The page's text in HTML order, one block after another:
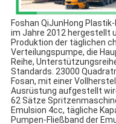
Foshan QiJunHong
im Jahre 2012 hergestellt
Produktion der täglichen
Verteilungspumpe, die
Reihe,
Standards. 23000
Fosan, mit einer
Ausrüstung aufgestellt
62 Sätze
Emulsion 4cc, tägliche
Pumpen-Fließband der